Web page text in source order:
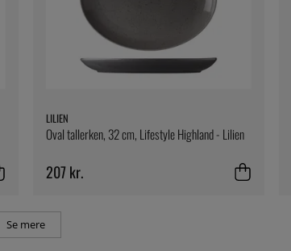
LILIEN
Oval tallerken, 32 cm, Lifestyle Highland - Lilien
207 kr.
Se mere